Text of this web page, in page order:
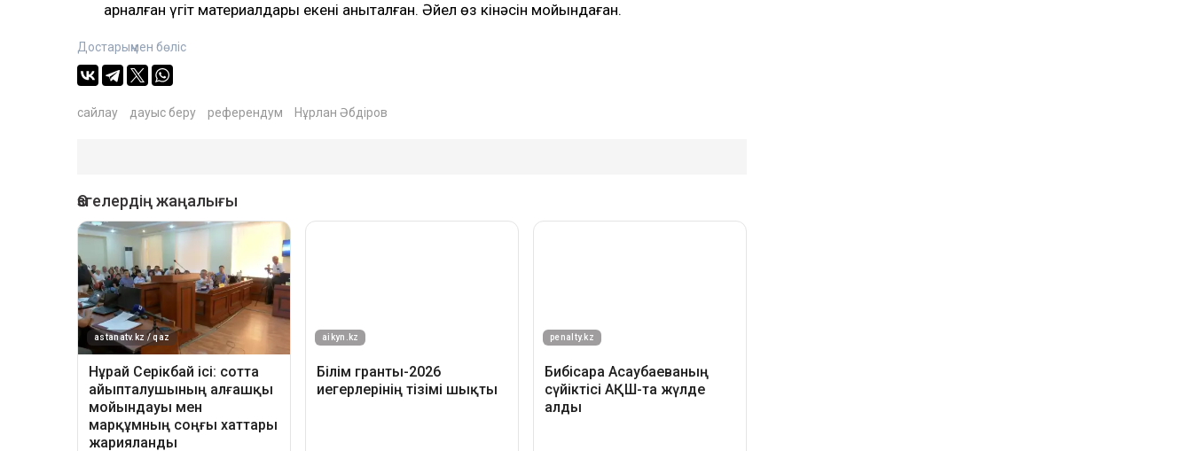
арналған үгіт материалдары екені анықталған. Әйел өз кінәсін мойындаған.
Достарыңмен бөліс
сайлау дауыс беру референдум Нұрлан Әбдіров